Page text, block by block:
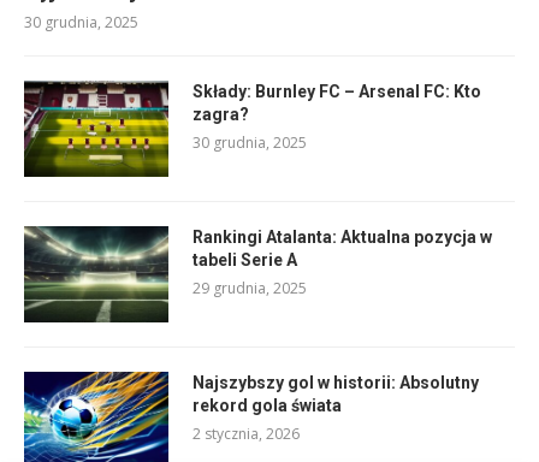
30 grudnia, 2025
Składy: Burnley FC – Arsenal FC: Kto
zagra?
30 grudnia, 2025
Rankingi Atalanta: Aktualna pozycja w
tabeli Serie A
29 grudnia, 2025
Najszybszy gol w historii: Absolutny
rekord gola świata
2 stycznia, 2026